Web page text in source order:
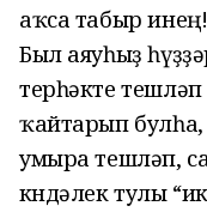
аҡса табыр
Был аяуһыҙ
терһәкте
ҡайтарып
умыра тешләп,
көндәлек тулы